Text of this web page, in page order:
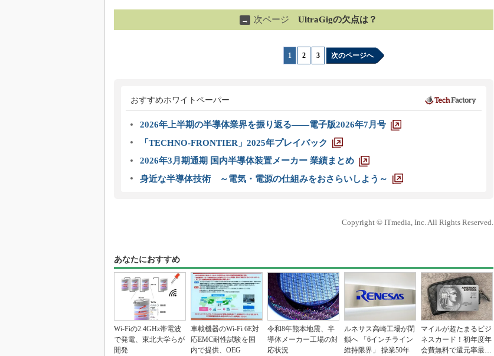
→ 次ページ UltraGigの欠点は？
1 2 3 次のページへ
おすすめホワイトペーパー
2026年上半期の半導体業界を振り返る――電子版2026年7月号
「TECHNO-FRONTIER」2025年プレイバック
2026年3月期通期 国内半導体装置メーカー 業績まとめ
身近な半導体技術 ～電気・電源の仕組みをおさらいしよう～
Copyright © ITmedia, Inc. All Rights Reserved.
あなたにおすすめ
Wi-Fiの2.4GHz帯電波
で発電、東北大学らが
開発
車載機器のWi-Fi 6E対
応EMC耐性試験を国
内で提供、OEG
令和8年熊本地震、半
導体メーカー工場の対
応状況
ルネサス高崎工場が閉
鎖へ 「6インチライン
維持限界」 操業50年
マイルが超たまるビジ
ネスカード！初年度年
会費無料で還元率最大